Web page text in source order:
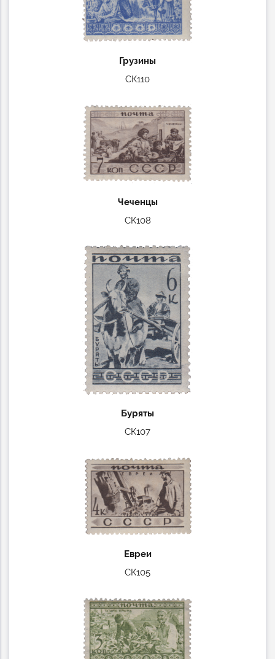
Грузины
СК110
Чеченцы
СК108
Буряты
СК107
Евреи
СК105